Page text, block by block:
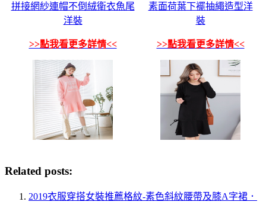
拼接網紗連帽不倒絨衛衣魚尾
洋裝
>>點我看更多詳情<<
素面荷葉下襬抽繩造型洋
裝
>>點我看更多詳情<<
Related posts:
2019衣服穿搭女裝推薦格紋-素色斜紋腰帶及膝A字裙．